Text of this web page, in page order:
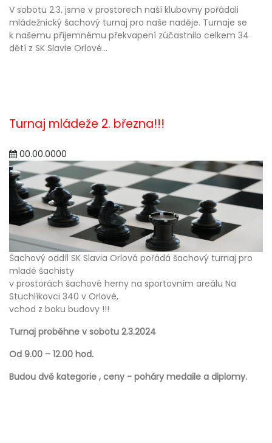
V sobotu 2.3. jsme v prostorech naší klubovny pořádali
mládežnický šachový turnaj pro naše naděje. Turnaje se
k našemu příjemnému překvapení zúčastnilo celkem 34
dětí z SK Slavie Orlové...
Turnaj mládeže 2. března!!!
00.00.0000
Šachový oddíl SK Slavia Orlová pořádá šachový turnaj pro
mladé šachisty
v prostorách šachové herny na sportovním areálu Na
Stuchlíkovci 340 v Orlové,
vchod z boku budovy !!!
Turnaj proběhne v sobotu 2.3.2024
Od 9.00 – 12.00 hod.
Budou dvě kategorie , ceny - poháry medaile a diplomy.